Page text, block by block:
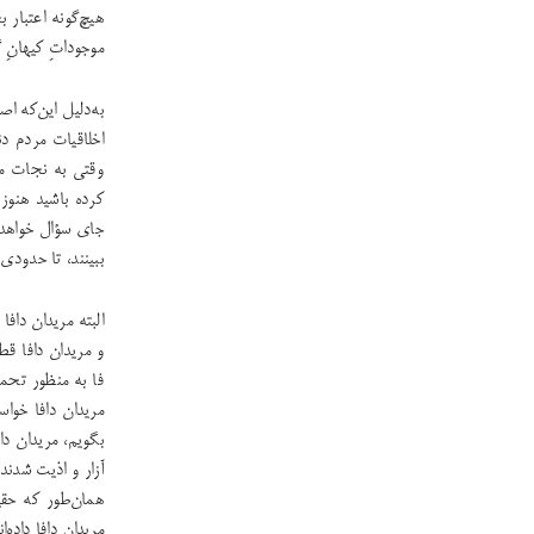
هیچ‌گونه
موجوداتِ
به‌دلیل این‌که
اخلاقیات مردم
وقتی به نجات
کرده باشید
جای سؤال
ببینند، تا
البته مریدان
و مریدان دافا
فا به منظور
مریدان دافا
بگویم، مریدان
آزار و اذیت
همان‌طور که